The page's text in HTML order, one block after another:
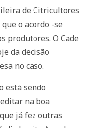
de Citricultores
o acordo -se
produtores. O Cade
da decisão
no caso.
está sendo
na boa
já fez outras